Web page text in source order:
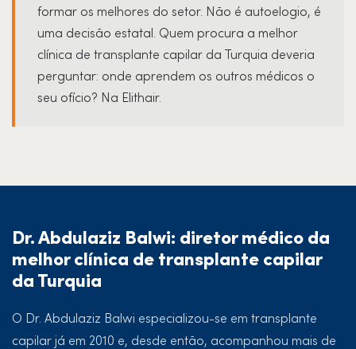
formar os melhores do setor. Não é autoelogio, é
uma decisão estatal. Quem procura a melhor
clínica de transplante capilar da Turquia deveria
perguntar: onde aprendem os outros médicos o
seu ofício? Na Elithair.
Dr. Abdulaziz Balwi: diretor médico da
melhor clínica de transplante capilar
da Turquia
O Dr. Abdulaziz Balwi especializou-se em transplante
capilar já em 2010 e, desde então, acompanhou mais de